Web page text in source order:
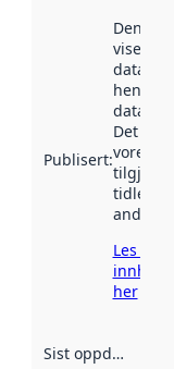
Publisert:
Denne
viser når
henta
Det kan
vore
tidlegare
andre
Les meir
her
Sist oppdatert